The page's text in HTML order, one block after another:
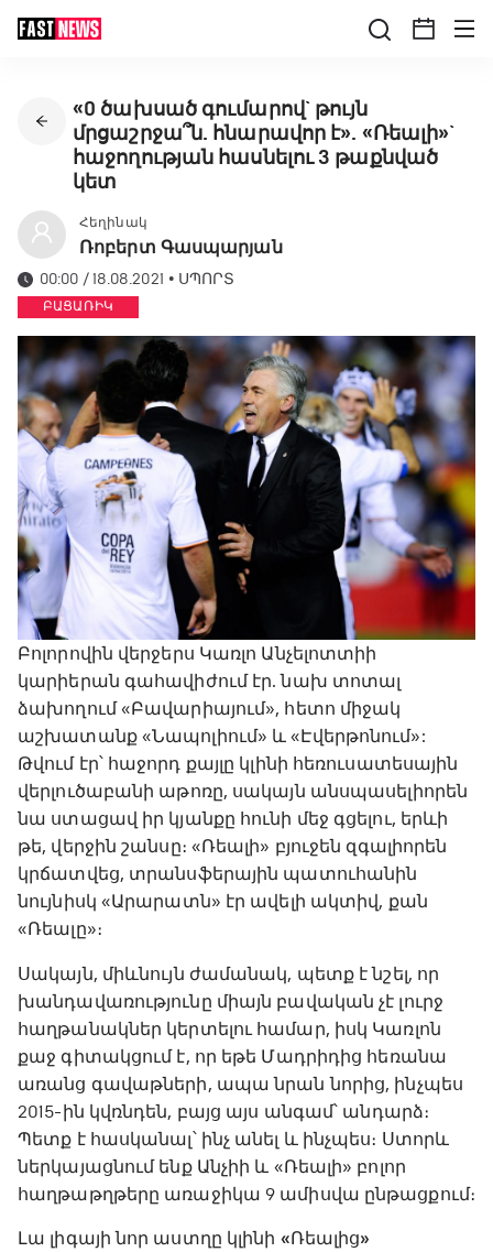
«0 ծախսած գումարով` թույն
մրցաշրջա՞ն. հնարավոր է». «Ռեալի»`
հաջողության հասնելու 3 թաքնված
կետ
Հեղինակ
Ռոբերտ Գասպարյան
00:00 / 18.08.2021 • ՍՊՈՐՏ
ԲԱՑԱՌԻԿ
Բոլորովին վերջերս Կառլո Անչելոտտիի
կարիերան գահավիժում էր. նախ տոտալ
ձախողում «Բավարիայում», հետո միջակ
աշխատանք «Նապոլիում» և «Էվերթոնում»:
Թվում էր՝ հաջորդ քայլը կլինի հեռուսատեսային
վերլուծաբանի աթոռը, սակայն անսպասելիորեն
նա ստացավ իր կյանքը հունի մեջ գցելու, երևի
թե, վերջին շանսը։ «Ռեալի» բյուջեն զգալիորեն
կրճատվեց, տրանսֆերային պատուհանին
նույնիսկ «Արարատն» էր ավելի ակտիվ, քան
«Ռեալը»։
Սակայն, միևնույն ժամանակ, պետք է նշել, որ
խանդավառությունը միայն բավական չէ լուրջ
հաղթանակներ կերտելու համար, իսկ Կառլոն
քաջ գիտակցում է, որ եթե Մադրիդից հեռանա
առանց գավաթների, ապա նրան նորից, ինչպես
2015-ին կվռնդեն, բայց այս անգամ՝ անդարձ։
Պետք է հասկանալ՝ ինչ անել և ինչպես։ Ստորև
ներկայացնում ենք Անչիի և «Ռեալի» բոլոր
հաղթաթղթերը առաջիկա 9 ամիսվա ընթացքում։
Լա լիգայի նոր աստղը կլինի «Ռեալից»